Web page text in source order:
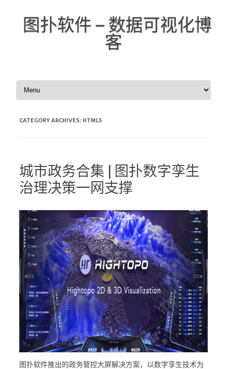
图扑软件 – 数据可视化博
客
Skip to content
CATEGORY ARCHIVES: HTML5
城市政务合集 | 图扑数字孪生
治理决策一网支撑
图扑软件推出的政务管控大屏解决方案，以数字孪生技术为